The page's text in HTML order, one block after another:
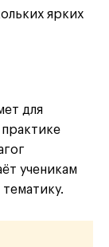
ярких
для
ученикам